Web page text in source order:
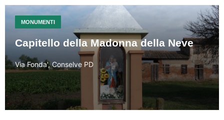
MONUMENTI
Capitello della Madonna della Neve
Via Fonda', Conselve PD